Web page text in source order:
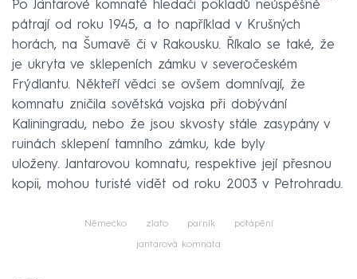
Po Jantarové komnatě hledači pokladů neúspěšně
pátrají od roku 1945, a to například v Krušných
horách, na Šumavě či v Rakousku. Říkalo se také, že
je ukryta ve sklepeních zámku v severočeském
Frýdlantu. Někteří vědci se ovšem domnívají, že
komnatu zničila sovětská vojska při dobývání
Kaliningradu, nebo že jsou skvosty stále zasypány v
ruinách sklepení tamního zámku, kde byly
uloženy. Jantarovou komnatu, respektive její přesnou
kopii, mohou turisté vidět od roku 2003 v Petrohradu.
Německo zlato parník potápění
jantarová komnata